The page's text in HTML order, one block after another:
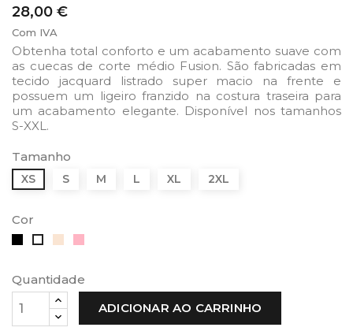
28,00 €
Com IVA
Obtenha total conforto e um acabamento suave com
as cuecas de corte médio Fusion. São fabricadas em
tecido jacquard listrado super macio na frente e
possuem um ligeiro franzido na costura traseira para
um acabamento elegante. Disponível nos tamanhos
S-XXL.
Tamanho
XS S M L XL 2XL
Cor
PretoBranco
Quantidade
ADICIONAR AO CARRINHO